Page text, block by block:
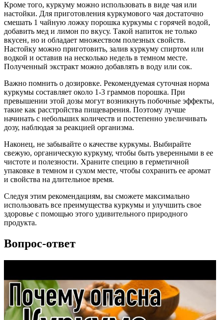
Кроме того, куркуму можно использовать в виде чая или
настойки. Для приготовления куркумового чая достаточно
смешать 1 чайную ложку порошка куркумы с горячей водой,
добавить мед и лимон по вкусу. Такой напиток не только
вкусен, но и обладает множеством полезных свойств.
Настойку можно приготовить, залив куркуму спиртом или
водкой и оставив на несколько недель в темном месте.
Полученный экстракт можно добавлять в воду или сок.
Важно помнить о дозировке. Рекомендуемая суточная норма
куркумы составляет около 1-3 граммов порошка. При
превышении этой дозы могут возникнуть побочные эффекты,
такие как расстройства пищеварения. Поэтому лучше
начинать с небольших количеств и постепенно увеличивать
дозу, наблюдая за реакцией организма.
Наконец, не забывайте о качестве куркумы. Выбирайте
свежую, органическую куркуму, чтобы быть уверенными в ее
чистоте и полезности. Храните специю в герметичной
упаковке в темном и сухом месте, чтобы сохранить ее аромат
и свойства на длительное время.
Следуя этим рекомендациям, вы сможете максимально
использовать все преимущества куркумы и улучшить свое
здоровье с помощью этого удивительного природного
продукта.
Вопрос-ответ